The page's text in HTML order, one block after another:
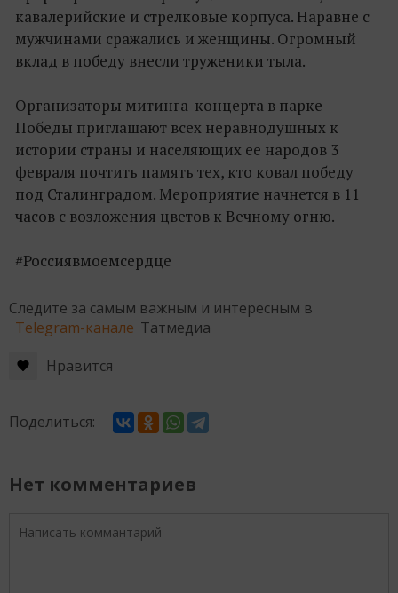
кавалерийские и стрелковые корпуса. Наравне с
мужчинами сражались и женщины. Огромный
вклад в победу внесли труженики тыла.
Организаторы митинга-концерта в парке
Победы приглашают всех неравнодушных к
истории страны и населяющих ее народов 3
февраля почтить память тех, кто ковал победу
под Сталинградом. Мероприятие начнется в 11
часов с возложения цветов к Вечному огню.
#Россиявмоемсердце
Следите за самым важным и интересным в
Telegram-канале Татмедиа
Нравится
Поделиться:
Нет комментариев